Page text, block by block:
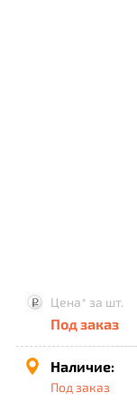
Цена* за шт.
Под заказ
Наличие:
Под заказ